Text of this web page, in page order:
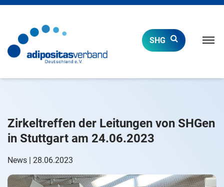
SHG
Zirkeltreffen der Leitungen von SHGen
in Stuttgart am 24.06.2023
News | 28.06.2023